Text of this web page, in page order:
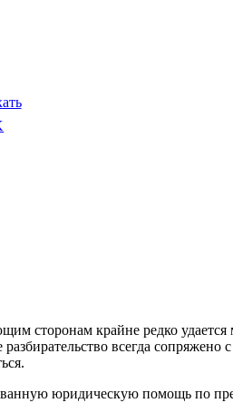
сторонам крайне редко
всегда
юридическую помощь по